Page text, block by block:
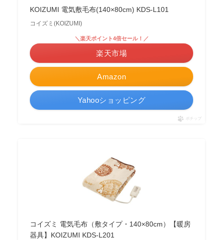
KOIZUMI 電気敷毛布(140×80cm) KDS-L101
コイズミ(KOIZUMI)
Amazon
＼楽天ポイント4倍セール！／
楽天市場
Yahooショッピング
ポチップ
コイズミ 電気毛布（敷タイプ・140×80cm）【暖房
器具】KOIZUMI KDS-L201